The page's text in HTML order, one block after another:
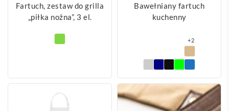
Fartuch, zestaw do grilla
„piłka nożna”, 3 el.
Bawełniany fartuch
kuchenny
+2